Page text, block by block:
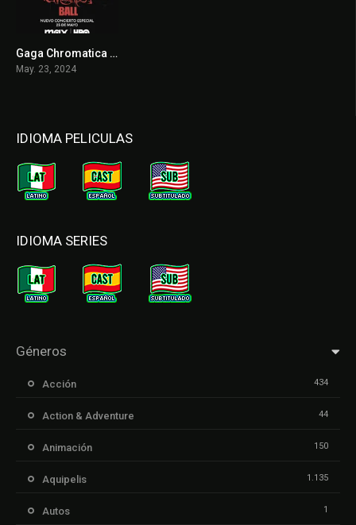
8.6Gaga Chromatica Ball
May. 23, 2024
IDIOMA PELICULAS
IDIOMA SERIES
Géneros
Acción 434
Action & Adventure 44
Animación 150
Aquipelis 1.135
Autos 1